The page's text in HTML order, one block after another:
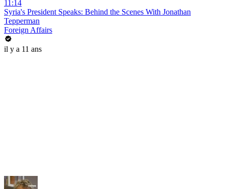
11:14
Syria's President Speaks: Behind the Scenes With Jonathan
Tepperman
Foreign Affairs
il y a 11 ans